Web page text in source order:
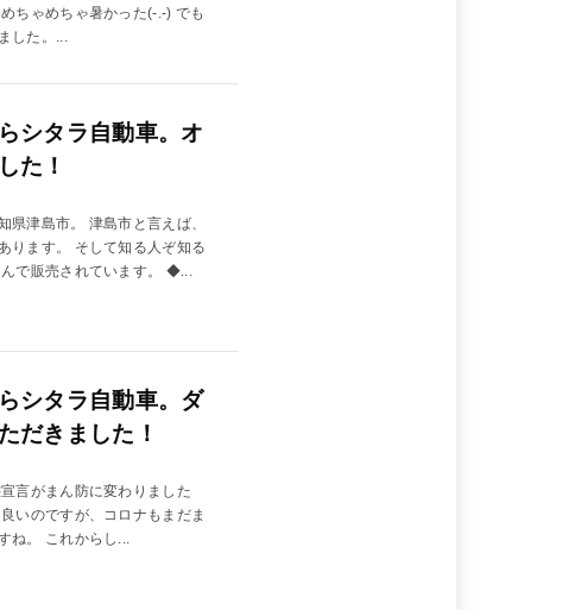
ちゃめちゃ暑かった(-.-) でも
した。...
シタラ自動車。オ
た！
県津島市。 津島市と言えば、
ります。 そして知る人ぞ知る
で販売されています。 ◆...
シタラ自動車。ダ
だきました！
言がまん防に変わりました
いのですが、コロナもまだま
ね。 これからし...